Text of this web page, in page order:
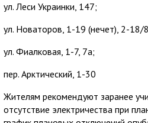
ул. Леси Украинки, 147;
ул. Новаторов, 1-19 (нечет), 2-18/
ул. Фиалковая, 1-7, 7а;
пер. Арктический, 1-30
Жителям рекомендуют заранее
отсутствие электричества при